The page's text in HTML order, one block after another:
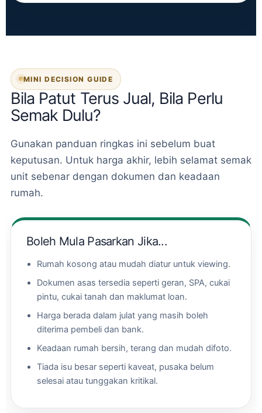
MINI DECISION GUIDE
Bila Patut Terus Jual, Bila Perlu
Semak Dulu?
Gunakan panduan ringkas ini sebelum buat
keputusan. Untuk harga akhir, lebih selamat semak
unit sebenar dengan dokumen dan keadaan
rumah.
Boleh Mula Pasarkan Jika...
Rumah kosong atau mudah diatur untuk viewing.
Dokumen asas tersedia seperti geran, SPA, cukai
pintu, cukai tanah dan maklumat loan.
Harga berada dalam julat yang masih boleh
diterima pembeli dan bank.
Keadaan rumah bersih, terang dan mudah difoto.
Tiada isu besar seperti kaveat, pusaka belum
selesai atau tunggakan kritikal.